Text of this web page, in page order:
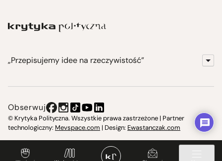
„Przepisujemy idee na rzeczywistość”
Instytut Krytyki Politycznej
Świetlica w Cieszynie
Obserwuj
© Krytyka Polityczna. Wszystkie prawa zastrzeżone | Partner
technologiczny: Mevspace.com | Design: Ewastanczak.com